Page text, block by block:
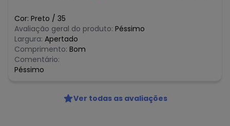
Cor: Preto / 35
Avaliação geral do produto: Péssimo
Largura: Apertado
Comprimento: Bom
Comentário:
Péssimo
Ver todas as avaliações